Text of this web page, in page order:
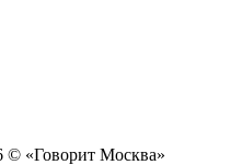
© «Говорит Москва»